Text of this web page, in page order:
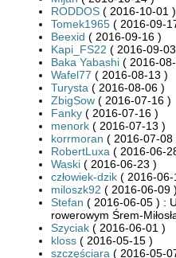
RODDOS ( 2016-10-01 )
Tomek1965 ( 2016-09-
Beexid ( 2016-09-16 )
Kapi_FS22 ( 2016-09-
Baka Yabashi ( 2016-
Wafel77 ( 2016-08-13 )
Turysta ( 2016-08-06 )
ZbigSow ( 2016-07-16 )
Fanky ( 2016-07-16 )
menork ( 2016-07-13 )
korrmoran ( 2016-07-08
RobertLuxa ( 2016-06-
Waski ( 2016-06-23 )
człowiek-dzik ( 2016-06-
miloszk92 ( 2016-06-09 )
Stefan ( 2016-06-05 ) :
rowerowym Śrem-
Szyciak ( 2016-06-01 )
kloss ( 2016-05-15 )
szczęściara ( 2016-05-